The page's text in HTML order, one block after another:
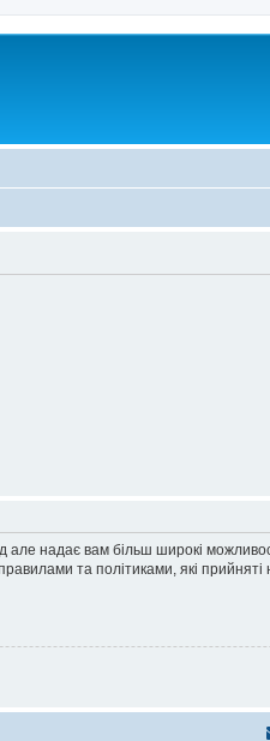
надає вам більш широкі
та політиками, які